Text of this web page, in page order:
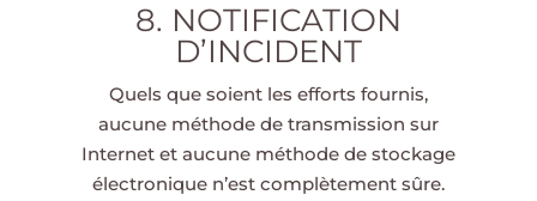
8. NOTIFICATION
D’INCIDENT
Quels que soient les efforts fournis,
aucune méthode de transmission sur
Internet et aucune méthode de stockage
électronique n’est complètement sûre.